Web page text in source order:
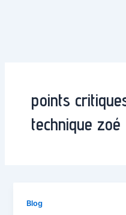
points
technique zoé
Blog